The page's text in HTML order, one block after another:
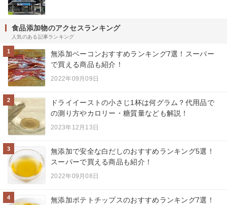
食品添加物のアクセスランキング
人気のある記事ランキング
1
無添加ベーコンおすすめランキング7選！スーパー
で買える商品も紹介！
2022年09月09日
2
ドライイーストの小さじ1杯は何グラム？代用品で
の測り方やカロリー・糖質量なども解説！
2023年12月13日
3
無添加で安全な白だしのおすすめランキング5選！
スーパーで買える商品も紹介！
2022年09月08日
4
無添加ポテトチップスのおすすめランキング7選！